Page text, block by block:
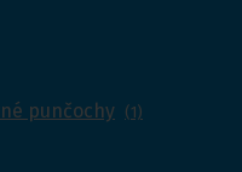
punčochy (1)